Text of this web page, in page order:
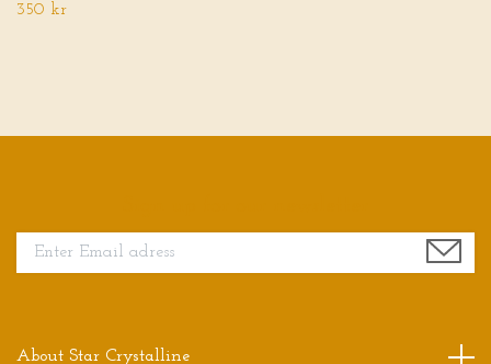
350 kr
About Star Crystalline